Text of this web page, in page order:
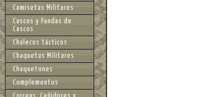
Camisetas Militares
Cascos y Fundas de
Cascos
Chalecos tácticos
Chaquetas Militares
Chaquetones
Complementos